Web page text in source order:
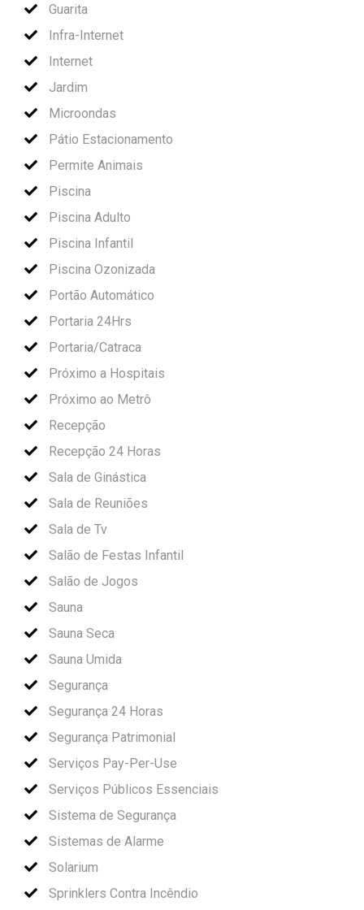
Guarita
Infra-Internet
Internet
Jardim
Microondas
Pátio Estacionamento
Permite Animais
Piscina
Piscina Adulto
Piscina Infantil
Piscina Ozonizada
Portão Automático
Portaria 24Hrs
Portaria/Catraca
Próximo a Hospitais
Próximo ao Metrô
Recepção
Recepção 24 Horas
Sala de Ginástica
Sala de Reuniões
Sala de Tv
Salão de Festas Infantil
Salão de Jogos
Sauna
Sauna Seca
Sauna Umida
Segurança
Segurança 24 Horas
Segurança Patrimonial
Serviços Pay-Per-Use
Serviços Públicos Essenciais
Sistema de Segurança
Sistemas de Alarme
Solarium
Sprinklers Contra Incêndio